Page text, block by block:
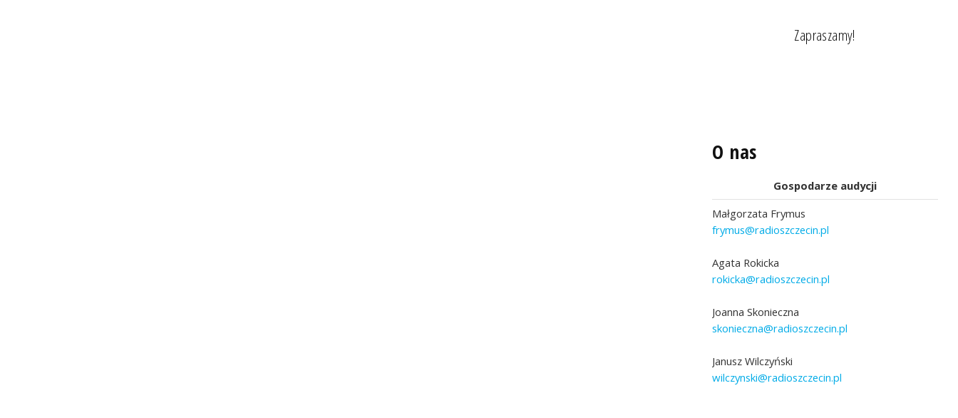
Zapraszamy!
O nas
Gospodarze audycji
Małgorzata Frymus
frymus@radioszczecin.pl
Agata Rokicka
rokicka@radioszczecin.pl
Joanna Skonieczna
skonieczna@radioszczecin.pl
Janusz Wilczyński
wilczynski@radioszczecin.pl